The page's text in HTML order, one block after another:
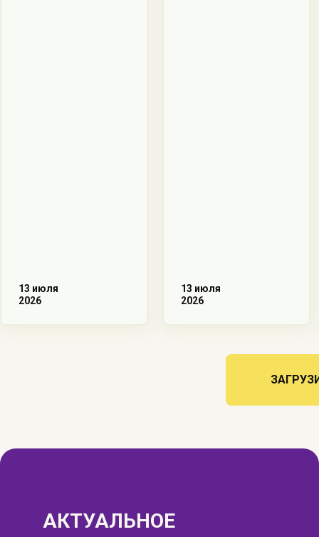
13 июля
2026
13 июля
2026
АКТУАЛЬНОЕ